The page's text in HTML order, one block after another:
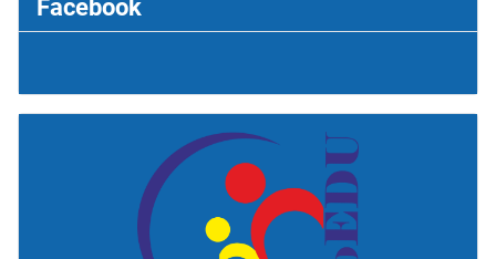
Facebook